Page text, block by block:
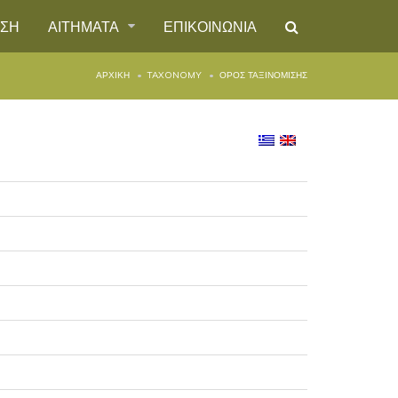
ΑΙΤΗΜΑΤΑ ΕΠΙΚΟΙΝΩΝΙΑ
ΑΡΧΙΚΉ TAXONOMY ΌΡΟΣ ΤΑΞΙΝΌΜΙΣΗΣ